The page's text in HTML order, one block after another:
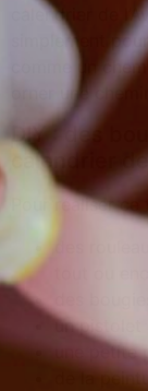
calendrier de
simplement
comme un
orner une
DIY : des
calendrier
Pour réaliser
des
tout ou
un pistolet
une petite
de la